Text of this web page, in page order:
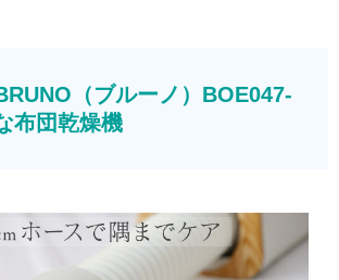
（ブルーノ）BOE047-
布団乾燥機